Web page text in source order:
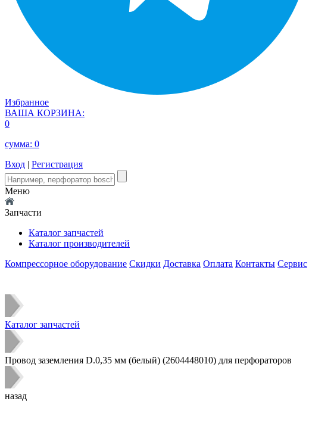
Избранное
ВАША КОРЗИНА:
0
сумма: 0
Вход | Регистрация
Меню
Запчасти
Каталог запчастей
Каталог производителей
Компрессорное оборудование Скидки Доставка Оплата Контакты Сервис
Каталог запчастей
Провод заземления D.0,35 мм (белый) (2604448010) для перфораторов
назад